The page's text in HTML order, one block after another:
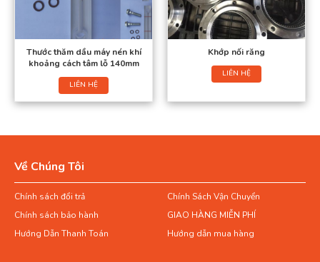
Thước thăm dầu máy nén khí
khoảng cách tâm lỗ 140mm
LIÊN HỆ
Khớp nối răng
LIÊN HỆ
Về Chúng Tôi
Chính sách đổi trả
Chính Sách Vận Chuyển
Chính sách bảo hành
GIAO HÀNG MIỄN PHÍ
Hướng Dẫn Thanh Toán
Hướng dẫn mua hàng